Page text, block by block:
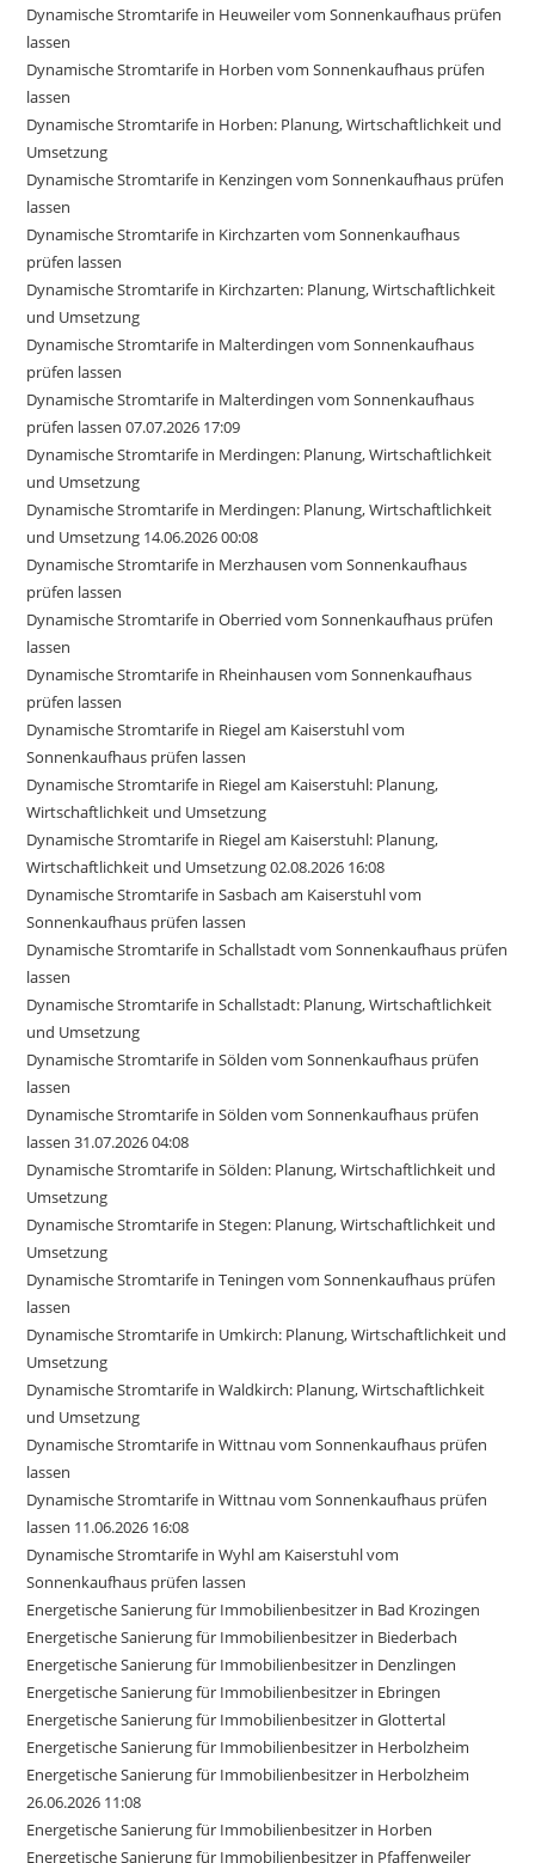
Dynamische Stromtarife in Heuweiler vom Sonnenkaufhaus prüfen
lassen
Dynamische Stromtarife in Horben vom Sonnenkaufhaus prüfen
lassen
Dynamische Stromtarife in Horben: Planung, Wirtschaftlichkeit und
Umsetzung
Dynamische Stromtarife in Kenzingen vom Sonnenkaufhaus prüfen
lassen
Dynamische Stromtarife in Kirchzarten vom Sonnenkaufhaus
prüfen lassen
Dynamische Stromtarife in Kirchzarten: Planung, Wirtschaftlichkeit
und Umsetzung
Dynamische Stromtarife in Malterdingen vom Sonnenkaufhaus
prüfen lassen
Dynamische Stromtarife in Malterdingen vom Sonnenkaufhaus
prüfen lassen 07.07.2026 17:09
Dynamische Stromtarife in Merdingen: Planung, Wirtschaftlichkeit
und Umsetzung
Dynamische Stromtarife in Merdingen: Planung, Wirtschaftlichkeit
und Umsetzung 14.06.2026 00:08
Dynamische Stromtarife in Merzhausen vom Sonnenkaufhaus
prüfen lassen
Dynamische Stromtarife in Oberried vom Sonnenkaufhaus prüfen
lassen
Dynamische Stromtarife in Rheinhausen vom Sonnenkaufhaus
prüfen lassen
Dynamische Stromtarife in Riegel am Kaiserstuhl vom
Sonnenkaufhaus prüfen lassen
Dynamische Stromtarife in Riegel am Kaiserstuhl: Planung,
Wirtschaftlichkeit und Umsetzung
Dynamische Stromtarife in Riegel am Kaiserstuhl: Planung,
Wirtschaftlichkeit und Umsetzung 02.08.2026 16:08
Dynamische Stromtarife in Sasbach am Kaiserstuhl vom
Sonnenkaufhaus prüfen lassen
Dynamische Stromtarife in Schallstadt vom Sonnenkaufhaus prüfen
lassen
Dynamische Stromtarife in Schallstadt: Planung, Wirtschaftlichkeit
und Umsetzung
Dynamische Stromtarife in Sölden vom Sonnenkaufhaus prüfen
lassen
Dynamische Stromtarife in Sölden vom Sonnenkaufhaus prüfen
lassen 31.07.2026 04:08
Dynamische Stromtarife in Sölden: Planung, Wirtschaftlichkeit und
Umsetzung
Dynamische Stromtarife in Stegen: Planung, Wirtschaftlichkeit und
Umsetzung
Dynamische Stromtarife in Teningen vom Sonnenkaufhaus prüfen
lassen
Dynamische Stromtarife in Umkirch: Planung, Wirtschaftlichkeit und
Umsetzung
Dynamische Stromtarife in Waldkirch: Planung, Wirtschaftlichkeit
und Umsetzung
Dynamische Stromtarife in Wittnau vom Sonnenkaufhaus prüfen
lassen
Dynamische Stromtarife in Wittnau vom Sonnenkaufhaus prüfen
lassen 11.06.2026 16:08
Dynamische Stromtarife in Wyhl am Kaiserstuhl vom
Sonnenkaufhaus prüfen lassen
Energetische Sanierung für Immobilienbesitzer in Bad Krozingen
Energetische Sanierung für Immobilienbesitzer in Biederbach
Energetische Sanierung für Immobilienbesitzer in Denzlingen
Energetische Sanierung für Immobilienbesitzer in Ebringen
Energetische Sanierung für Immobilienbesitzer in Glottertal
Energetische Sanierung für Immobilienbesitzer in Herbolzheim
Energetische Sanierung für Immobilienbesitzer in Herbolzheim
26.06.2026 11:08
Energetische Sanierung für Immobilienbesitzer in Horben
Energetische Sanierung für Immobilienbesitzer in Pfaffenweiler